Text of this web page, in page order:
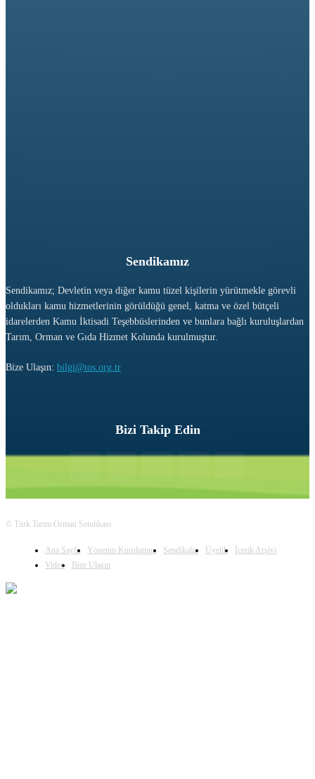
Sendikamız
Sendikamız; Devletin veya diğer kamu tüzel kişilerin yürütmekle görevli
oldukları kamu hizmetlerinin görüldüğü genel, katma ve özel bütçeli
idarelerden Kamu İktisadi Teşebbüslerinden ve bunlara bağlı kuruluşlardan
Tarım, Orman ve Gıda Hizmet Kolunda kurulmuştur.
Bize Ulaşın: bilgi@tos.org.tr
Bizi Takip Edin
© Türk Tarım Orman Sendikası
Ana Sayfa Yönetim Kurulumuz Sendikalar Üyelik
İçerik Arşivi
Video
Bize Ulaşın